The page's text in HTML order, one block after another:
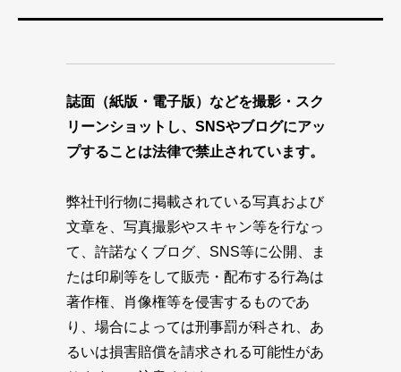
誌面（紙版・電子版）などを撮影・スク
リーンショットし、SNSやブログにアッ
プすることは法律で禁止されています。
弊社刊行物に掲載されている写真および
文章を、写真撮影やスキャン等を行なっ
て、許諾なくブログ、SNS等に公開、ま
たは印刷等をして販売・配布する行為は
著作権、肖像権等を侵害するものであ
り、場合によっては刑事罰が科され、あ
るいは損害賠償を請求される可能性があ